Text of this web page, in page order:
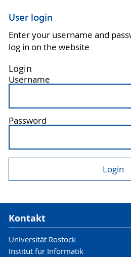
User login
Enter your username and
log in on the website
Login
Username
Password
Kontakt
Universität Rostock
Institut für Informatik